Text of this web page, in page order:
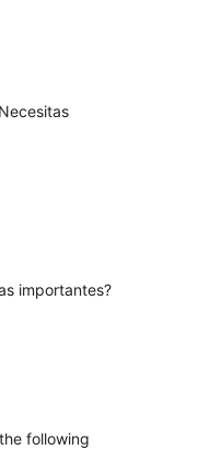
importantes?
following